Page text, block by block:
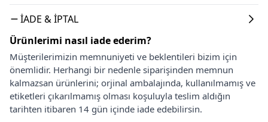
İADE & İPTAL
Ürünlerimi nasıl iade ederim?
Müşterilerimizin memnuniyeti ve beklentileri bizim için
önemlidir. Herhangi bir nedenle siparişinden memnun
kalmazsan ürünlerini; orjinal ambalajında, kullanılmamış ve
etiketleri çıkarılmamış olması koşuluyla teslim aldığın
tarihten itibaren 14 gün içinde iade edebilirsin.